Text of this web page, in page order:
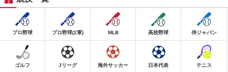
プロ野球 プロ野球(2軍) MLB 高校野球 侍ジャパン
ゴルフ Jリーグ 海外サッカー 日本代表 テニス